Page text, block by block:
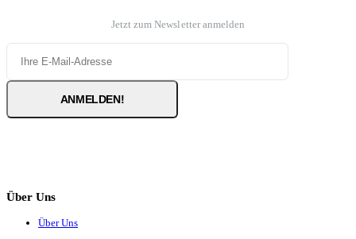
Jetzt zum Newsletter anmelden
Über Uns
Über Uns